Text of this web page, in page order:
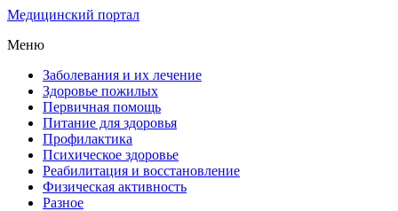
Медицинский портал
Меню
Заболевания и их лечение
Здоровье пожилых
Первичная помощь
Питание для здоровья
Профилактика
Психическое здоровье
Реабилитация и восстановление
Физическая активность
Разное